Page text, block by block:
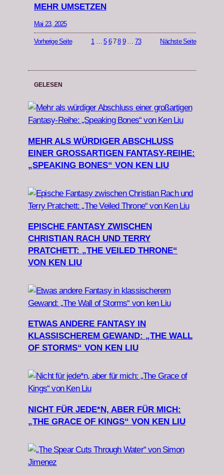
EHR UMSETZEN
Mai 23, 2025
Vorherige Seite 1 … 5 6 7 8 9 … 73 Nächste Seite
GELESEN
MEHR ALS WÜRDIGER ABSCHLUSS
EINER GROSSARTIGEN FANTASY-REIHE: „
SPEAKING BONES“ VON KEN LIU
EPISCHE FANTASY ZWISCHEN
CHRISTIAN RACH UND TERRY
PRATCHETT: „THE VEILED THRONE“
VON KEN LIU
ETWAS ANDERE FANTASY IN
KLASSISCHEREM GEWAND: „THE WALL
OF STORMS“ VON KEN LIU
NICHT FÜR JEDE*N, ABER FÜR MICH:
„THE GRACE OF KINGS“ VON KEN LIU